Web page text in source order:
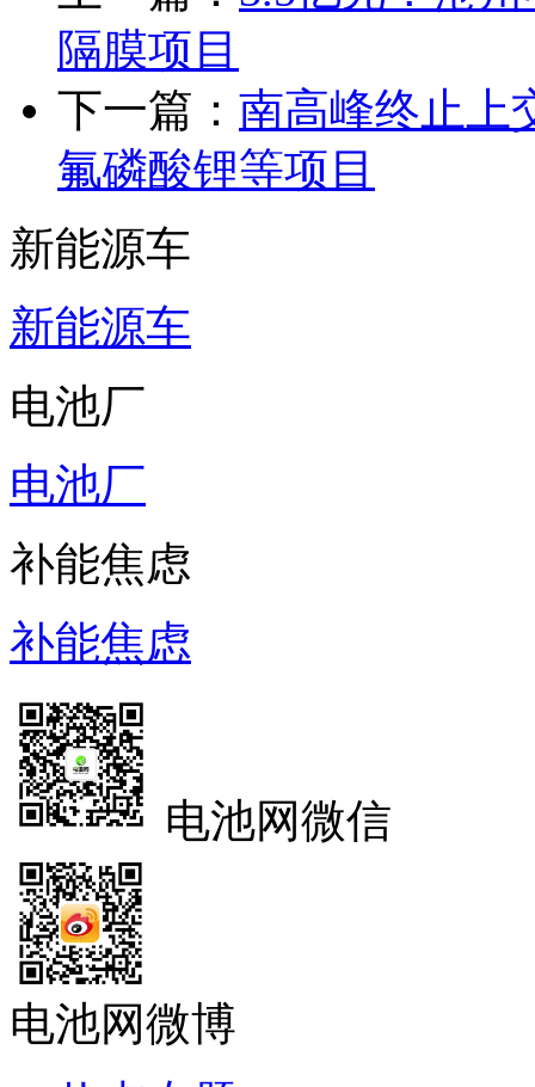
隔膜项目
下一篇： 南高峰终止上
氟磷酸锂等项目
新能源车
新能源车
电池厂
电池厂
补能焦虑
补能焦虑
电池网微信
电池网微博